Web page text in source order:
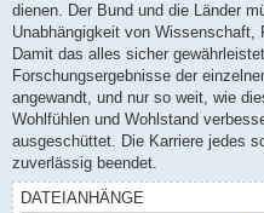
dienen. Der Bund und die Länder
Unabhängigkeit von Wissenschaft,
Damit das alles sicher
Forschungsergebnisse der
angewandt, und nur so weit, wie
Wohlfühlen und Wohlstand
ausgeschüttet. Die Karriere jedes
zuverlässig beendet.
DATEIANHÄNGE